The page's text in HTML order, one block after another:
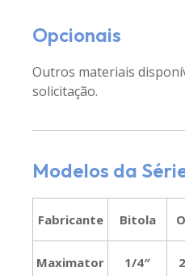
Opcionais
Outros materiais
solicitação.
Fabricante Bitola
Maximator 1/4″
Modelos da